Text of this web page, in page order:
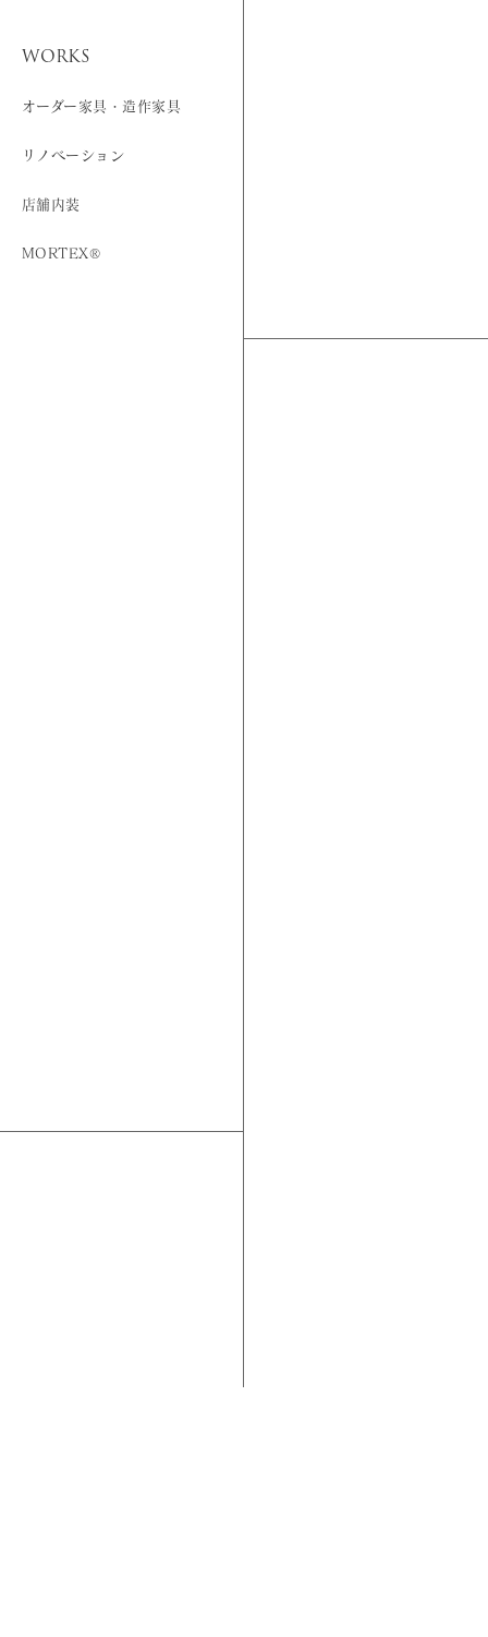
WORKS
オーダー家具・造作家具
リノベーション
店舗内装
MORTEX®